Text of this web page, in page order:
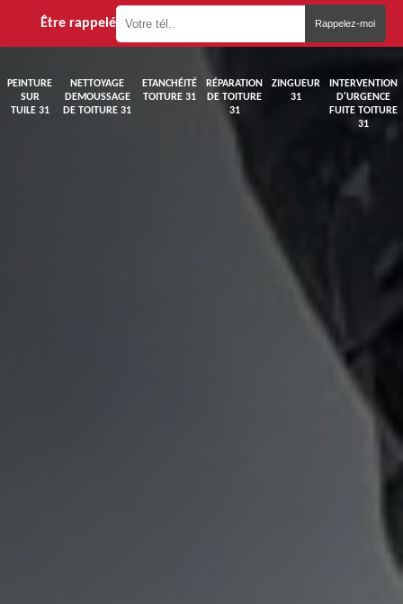
Être rappelé
PEINTURE
SUR
TUILE 31
NETTOYAGE
DEMOUSSAGE
DE TOITURE 31
ETANCHÉITÉ
TOITURE 31
RÉPARATION
DE TOITURE
31
ZINGUEUR
31
INTERVENTION
D'URGENCE
FUITE TOITURE
31